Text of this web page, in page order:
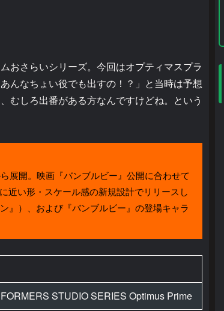
おさらいシリーズ。今回はオプティマスプラ
んなちょい役でも出すの！？」と当時は予想
むしろ出番がある方なんですけどね。という
展開。映画『バンブルビー』公開に合わせて
近い形・スケール感の新規設計でリリースし
』）、および『バンブルビー』の登場キャラ
STUDIO SERIES Optimus Prime